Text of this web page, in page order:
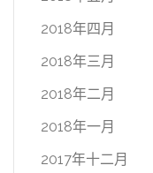
2018年四月
2018年三月
2018年二月
2018年一月
2017年十二月